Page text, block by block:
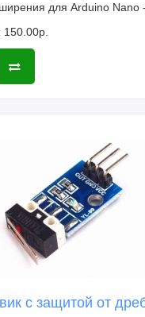
для Arduino Nano
с защитой от